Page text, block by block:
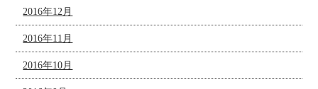
2016年12月
2016年11月
2016年10月